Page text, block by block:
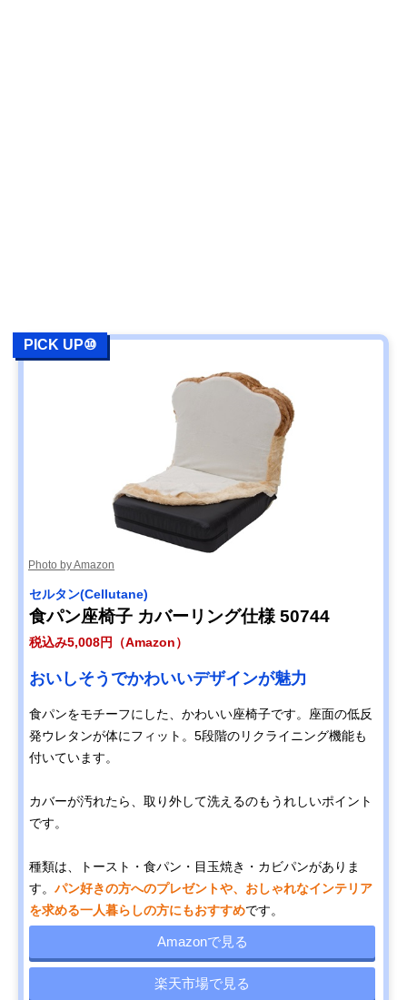
PICK UP⑩
Photo by Amazon
セルタン(Cellutane)
食パン座椅子 カバーリング仕様 50744
税込み5,008円（Amazon）
おいしそうでかわいいデザインが魅力
食パンをモチーフにした、かわいい座椅子です。座面の低反
発ウレタンが体にフィット。5段階のリクライニング機能も
付いています。
カバーが汚れたら、取り外して洗えるのもうれしいポイント
です。
種類は、トースト・食パン・目玉焼き・カビパンがありま
す。 パン好きの方へのプレゼントや、おしゃれなインテリア
を求める一人暮らしの方にもおすすめです。
Amazonで見る
楽天市場で見る